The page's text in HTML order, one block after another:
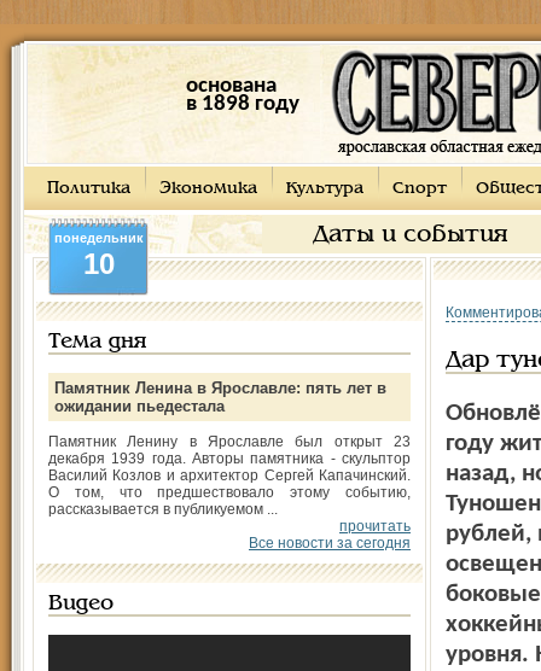
основана
в 1898 году
Политика Экономика Культура Спорт
Даты и события
понедельник
10
Тема дня
Памятник Ленина в Ярославле: пять лет в
ожидании пьедестала
Памятник Ленину в Ярославле был открыт 23
декабря 1939 года. Авторы памятника - скульптор
Василий Козлов и архитектор Сергей Капачинский.
О том, что предшествовало этому событию,
рассказывается в публикуемом ...
прочитать
Все новости за сегодня
Видео
Дар
году
назад,
рублей,